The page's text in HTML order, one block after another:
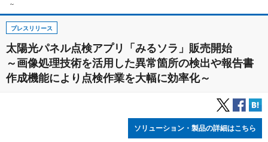
～
プレスリリース
太陽光パネル点検アプリ「みるソラ」販売開始
～画像処理技術を活用した異常箇所の検出や報告書
作成機能により点検作業を大幅に効率化～
ソリューション・製品の詳細はこちら